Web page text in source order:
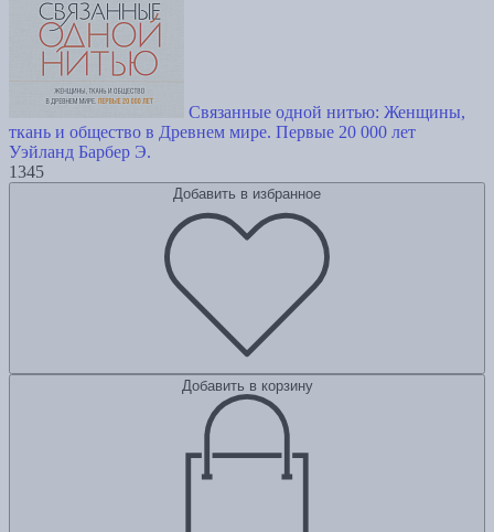
Связанные одной нитью: Женщины,
ткань и общество в Древнем мире. Первые 20 000 лет
Уэйланд Барбер Э.
1345
Добавить в избранное
Добавить в корзину